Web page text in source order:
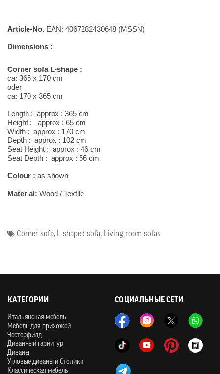
Article-No. EAN: 4067282430648 (MSSN)
Dimensions :
Corner sofa L-shape :
ca: 365 x 170 cm
oder
ca: 170 x 365 cm
Length : approx : 365 cm
Height : approx : 65 cm
Width : approx : 170 cm
Depth : approx : 102 cm
Seat Height : approx : 46 cm
Seat Depth : approx : 56 cm
Colour : as shown
Material: Wood / Textile
Corner sofa, L-shaped sofa, Living room sofas
СОЦИАЛЬНЫЕ СЕТИ
КАТЕГОРИИ
Итальянская мебель
Мебель для прихожей
Честерфилд
Диванный гарнитур
Диваны
Угловые диваны и Столики
Классическая мебель